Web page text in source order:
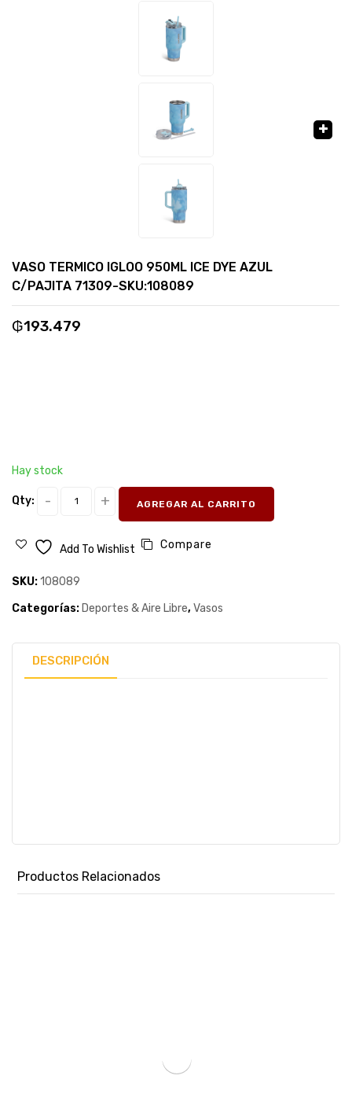
VASO TERMICO IGLOO 950ML ICE DYE AZUL
C/PAJITA 71309-SKU:108089
₲193.479
Hay stock
Qty: AGREGAR AL CARRITO
Add To Wishlist Compare
SKU:108089
Categorías: Deportes & Aire Libre, Vasos
DESCRIPCIÓN
Productos Relacionados